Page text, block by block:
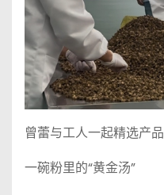
曾蕾与工人一起精选产品
一碗粉里的“黄金汤”